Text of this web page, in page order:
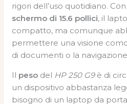
rigori dell’uso quotidiano.
schermo di 15.6 pollici, il
compatto, ma comunque
permettere una visione
di documenti o la
Il peso del HP 250 G9è di
un dispositivo abbastanza
bisogno di un laptop da